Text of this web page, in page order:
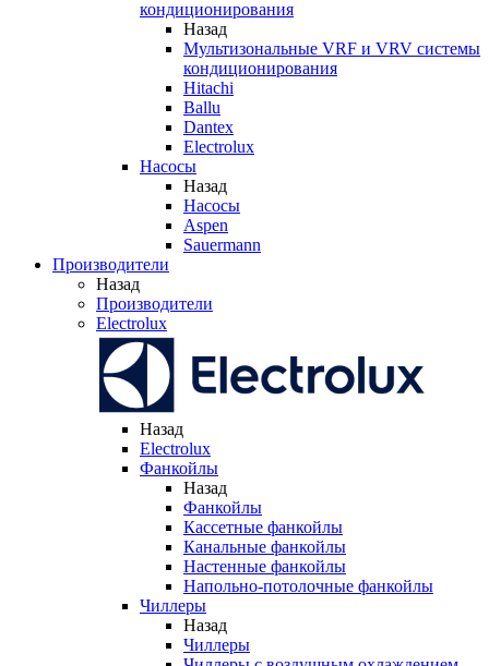
кондиционирования
Назад
Мультизональные VRF и VRV системы
кондиционирования
Hitachi
Ballu
Dantex
Electrolux
Насосы
Назад
Насосы
Aspen
Sauermann
Производители
Назад
Производители
Electrolux
Назад
Electrolux
Фанкойлы
Назад
Фанкойлы
Кассетные фанкойлы
Канальные фанкойлы
Настенные фанкойлы
Напольно-потолочные фанкойлы
Чиллеры
Назад
Чиллеры